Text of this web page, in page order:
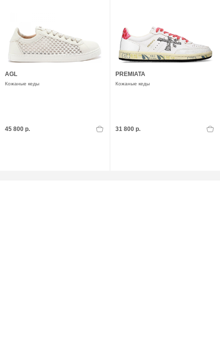
AGL
Кожаные кеды
45 800 р.
PREMIATA
Кожаные кеды
31 800 р.